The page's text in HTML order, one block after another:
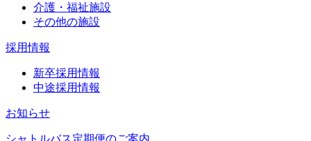
介護・福祉施設
その他の施設
採用情報
新卒採用情報
中途採用情報
お知らせ
シャトルバス定期便のご案内